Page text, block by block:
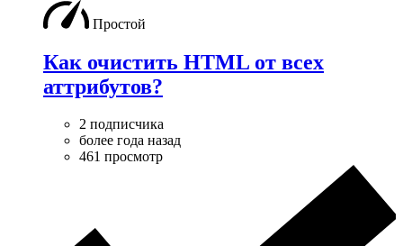
Простой
Как очистить HTML от всех
аттрибутов?
2 подписчика
более года назад
461 просмотр